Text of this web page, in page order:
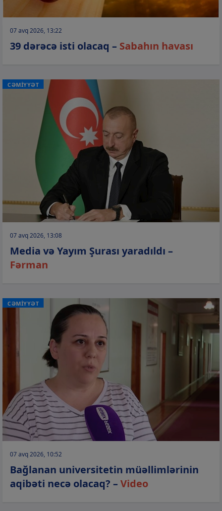
07 avq 2026, 13:22
39 dərəcə isti olacaq – Sabahın havası
CƏMİYYƏT
07 avq 2026, 13:08
Media və Yayım Şurası yaradıldı –
Fərman
CƏMİYYƏT
07 avq 2026, 10:52
Bağlanan universitetin müəllimlərinin
aqibəti necə olacaq? –Video